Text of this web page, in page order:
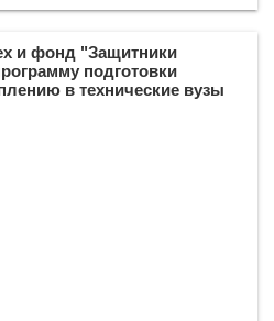
и фонд "Защитники
подготовки
в технические вузы